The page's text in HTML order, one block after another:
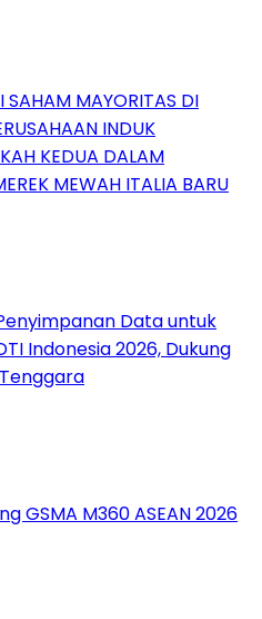
SAHAM MAYORITAS DI
INDUK
KEDUA DALAM
MEWAH ITALIA BARU
Data untuk
Indonesia 2026, Dukung
GSMA M360 ASEAN 2026